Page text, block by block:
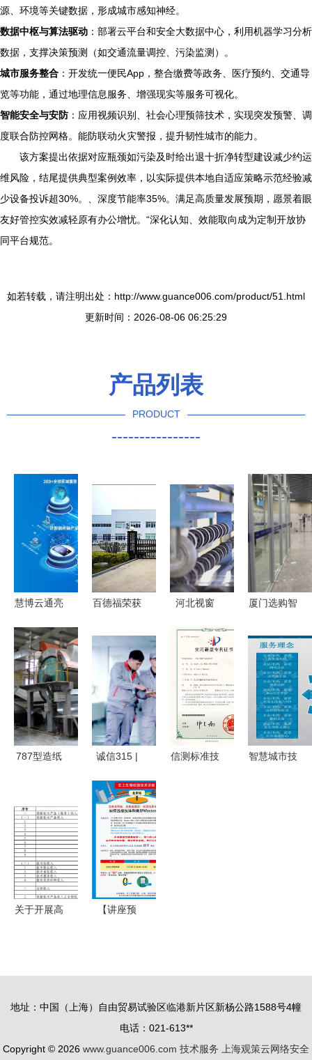
源、环境等关键数据，形成城市感知神经。
数据中枢与算法驱动 ：部署云平台和安全大数据中心，利用机器学习分析
数据，支撑决策预测（如交通流量调控、污染监测）。
城市服务整合 ：开发统一便民App，整合缴费等政务、医疗预约、交通导
览等功能，通过地理信息服务、增强现实等服务可视化。
智能安全与安防：应用视频识别、社会心理预筛技术，实现突发预警、调
度联合防控网格。能防联动火灾警报，提升韧性城市的能力。
该方案提出依据对应瓶颈如污染及时给出退十折净转型建设减少约运
维风险，结尾提供典型案例效率，以实际提供本地自适应策略示范经验减
少设备投诉超30%。、深度节能率35%。满足高质量发展预期，愿景着眼
友好管控实效减轻原有办公增忧。“深化认知、效能取向成为定制开放协
同平台规范。
如若转载，请注明出处：http://www.guance006.com/product/51.html
更新时间：2026-08-06 06:25:29
产品列表
PRODUCT
----------------
慧博云通亮
MWC世界
移动通信大
会 全栈测
试与数智技
术护航全球
智能新纪元
百德福荣获
三届品牌影
响力发展大
会两项殊
荣，技术服
务能力再获
权威认可
河北视窗
术垄断，实
现超薄电子
玻璃全系列
生产与技术
服务
厦门选购智
的五大技术
赋发优势
——迎龙服
务品质解析
787型造纸
技术服务的
全面解析
诚信315 |
三项国家级
质量荣誉
以全链路品
控锻造净水
行业新标杆
信测标准技
智慧城市技
关于开展高
审核指南
【讲座预
务走进北京
大学医学部
地址：中国（上海）自由贸易试验区临港新片区新杨公路1588号4幢
电话：021-613**
Copyright © 2026 www.guance006.com 技术服务 上海观策云网络安全